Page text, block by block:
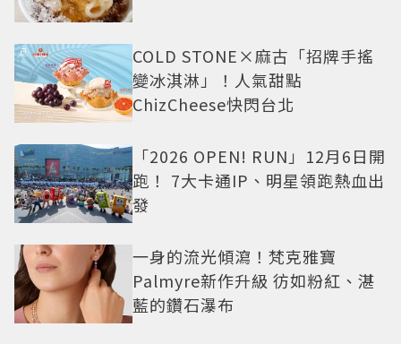
COLD STONE×麻古「招牌手搖
變冰淇淋」！人氣甜點
ChizCheese快閃台北
「2026 OPEN! RUN」12月6日開
跑！ 7大卡通IP、明星領跑熱血出
發
一身的流光傾瀉！梵克雅寶
Palmyre新作升級 彷如粉紅、湛
藍的鑽石瀑布